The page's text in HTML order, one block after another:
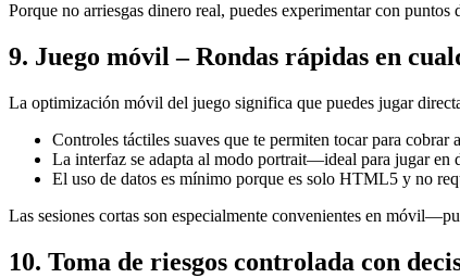
Porque no arriesgas dinero real, puedes experimentar con
9. Juego móvil – Rondas rápidas en
La optimización móvil del juego significa que puedes jugar
Controles táctiles suaves que te permiten tocar para cobrar
La interfaz se adapta al modo portrait—ideal para jugar en
El uso de datos es mínimo porque es solo HTML5 y no
Las sesiones cortas son especialmente convenientes en
10. Toma de riesgos controlada con